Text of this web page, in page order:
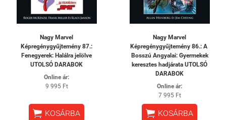
Nagy Marvel
Képregénygyűjtemény 87.:
Fenegyerek: ​Halálra jelölve
UTOLSÓ DARABOK
Online ár:
9 995 Ft
 KOSÁRBA
Nagy Marvel
Képregénygyűjtemény 86.: A ​
Bosszú Angyalai: Gyermekek
keresztes hadjárata UTOLSÓ
DARABOK
Online ár:
7 995 Ft
 KOSÁRBA